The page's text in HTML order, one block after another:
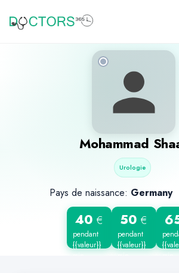
Mohammad
Urologie
Pays de naissance: Germany
40 €
pendant
{{valeur}}
min
50 €
pendant
{{valeur}}
min
min